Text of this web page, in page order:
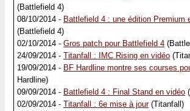
(Battlefield 4)
08/10/2014 - Battlefield 4 : une édition Premium
(Battlefield 4)
02/10/2014 - Gros patch pour Battlefield 4
24/09/2014 - Titanfall : IMC Rising en vidéo
19/09/2014 - BF Hardline montre ses courses
Hardline)
09/09/2014 - Battlefield 4 : Final Stand en vidéo
02/09/2014 - Titanfall : 6e mise à jour(Titanfall)